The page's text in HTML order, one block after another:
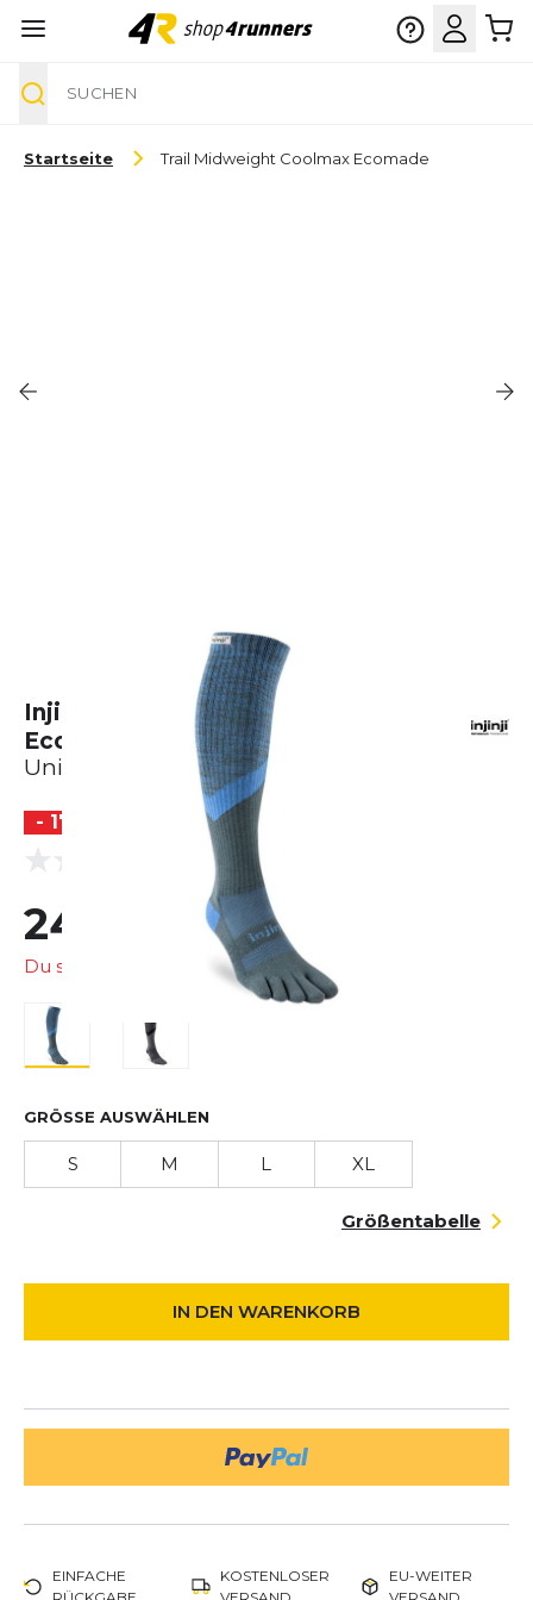
Startseite Trail Midweight Coolmax Ecomade
Injinji Trail Midweight Coolmax
Ecomade
Unisex
- 17 %
0.0
(0 Bewertungen)
24,99 € 29,95 €
Du sparst
GRÖSSE AUSWÄHLEN
S M L XL
Größentabelle
IN DEN WARENKORB
EINFACHE
KOSTENLOSER
EU-WEITER